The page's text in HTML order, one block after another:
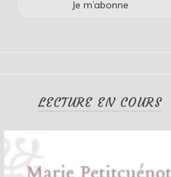
LECTURE EN COURS